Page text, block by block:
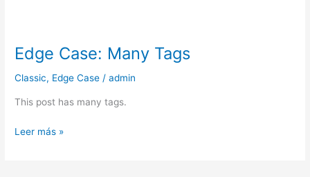
Edge Case: Many Tags
Classic, Edge Case /admin
This post has many tags.
Edge
Case:
Many
Leer más »